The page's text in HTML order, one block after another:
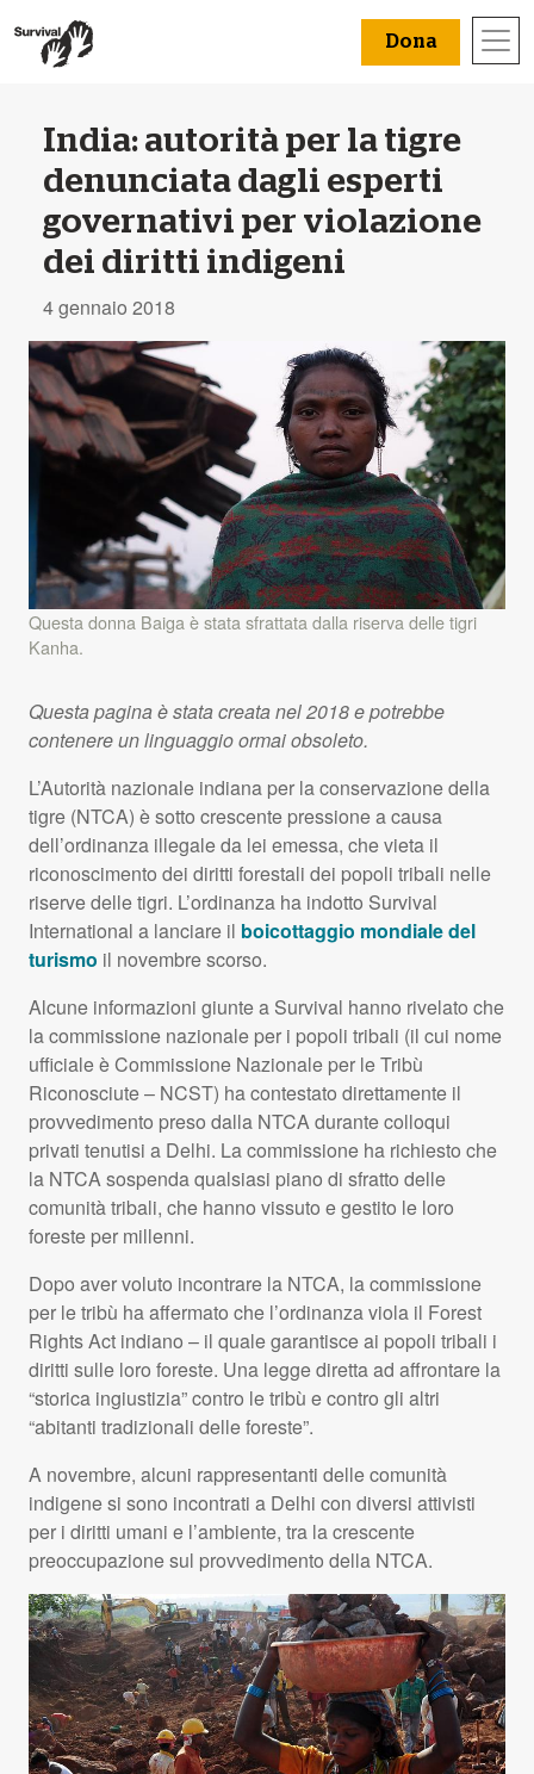
Dona
India: autorità per la tigre
denunciata dagli esperti
governativi per violazione
dei diritti indigeni
4 gennaio 2018
Questa donna Baiga è stata sfrattata dalla riserva delle tigri
Kanha.
Questa pagina è stata creata nel 2018 e potrebbe
contenere un linguaggio ormai obsoleto.
L’Autorità nazionale indiana per la conservazione della
tigre (NTCA) è sotto crescente pressione a causa
dell’ordinanza illegale da lei emessa, che vieta il
riconoscimento dei diritti forestali dei popoli tribali nelle
riserve delle tigri. L’ordinanza ha indotto Survival
International a lanciare il boicottaggio mondiale del
turismo il novembre scorso.
Alcune informazioni giunte a Survival hanno rivelato che
la commissione nazionale per i popoli tribali (il cui nome
ufficiale è Commissione Nazionale per le Tribù
Riconosciute – NCST) ha contestato direttamente il
provvedimento preso dalla NTCAdurante colloqui
privati tenutisi a Delhi. La commissione ha richiesto che
la NTCAsospenda qualsiasi piano di sfratto delle
comunità tribali, che hanno vissuto e gestito le loro
foreste per millenni.
Dopo aver voluto incontrare la NTCA, la commissione
per le tribù ha affermato che l’ordinanza viola il Forest
Rights Act indiano – il quale garantisce ai popoli tribali i
diritti sulle loro foreste. Una legge diretta ad affrontare la
“storica ingiustizia” contro le tribù e contro gli altri
“abitanti tradizionali delle foreste”.
A novembre, alcuni rappresentanti delle comunità
indigene si sono incontrati a Delhi con diversi attivisti
per i diritti umani e l’ambiente, tra la crescente
preoccupazione sul provvedimento della NTCA.